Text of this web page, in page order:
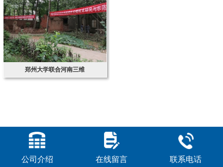
郑州大学联合河南三维
公司介绍 在线留言 联系电话